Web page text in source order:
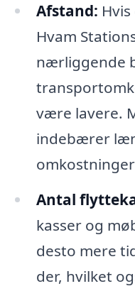
Afstand:
Hvam
nærliggende
være lavere.
indebærer
Antal
kasser og
desto mere
der, hvilket